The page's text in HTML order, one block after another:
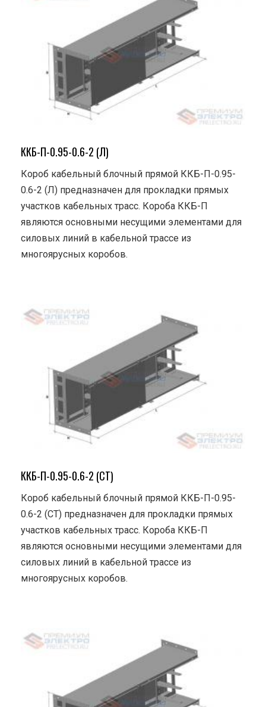
ККБ-П-0.95-0.6-2 (Л)
Короб кабельный блочный прямой ККБ-П-0.95-
0.6-2 (Л) предназначен для прокладки прямых
участков кабельных трасс. Короба ККБ-П
являются основными несущими элементами для
силовых линий в кабельной трассе из
многоярусных коробов.
ККБ-П-0.95-0.6-2 (СТ)
Короб кабельный блочный прямой ККБ-П-0.95-
0.6-2 (СТ) предназначен для прокладки прямых
участков кабельных трасс. Короба ККБ-П
являются основными несущими элементами для
силовых линий в кабельной трассе из
многоярусных коробов.